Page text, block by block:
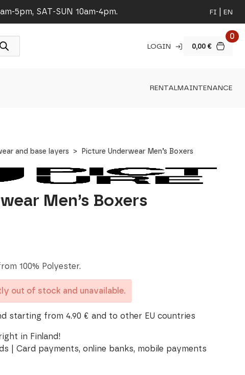
5pm, SAT-SUN 10am-4pm. FI EN
LOGIN 0,00 €
0
RENTALMAINTENANCE
and base layers Picture Underwear Men’s Boxers
Men’s Boxers
100% Polyester.
out of stock and unavailable.
starting from 4.90 € and to other EU countries
in Finland!
| Card payments, online banks, mobile payments